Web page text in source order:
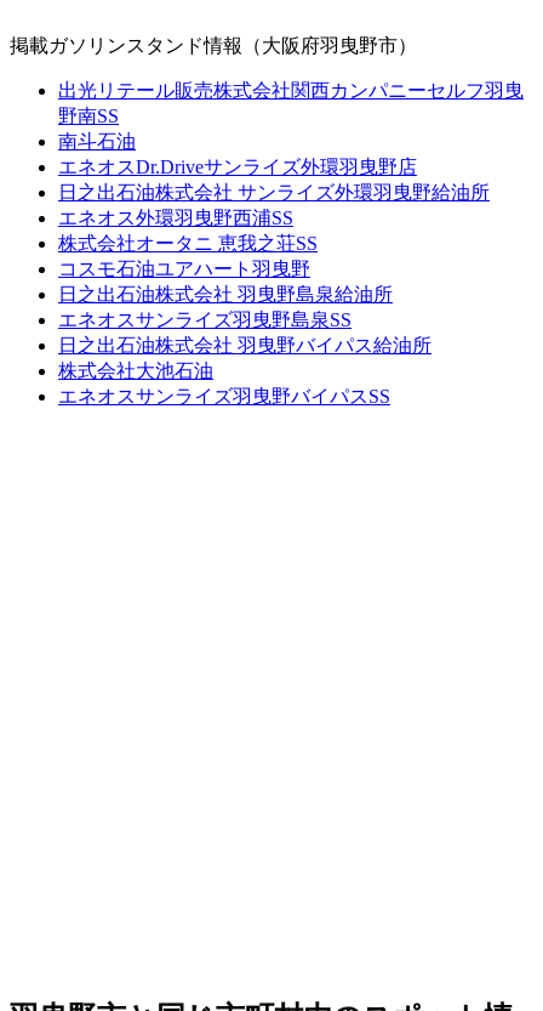
掲載ガソリンスタンド情報（大阪府羽曳野市）
出光リテール販売株式会社関西カンパニーセルフ羽曳
野南SS
南斗石油
エネオスDr.Driveサンライズ外環羽曳野店
日之出石油株式会社 サンライズ外環羽曳野給油所
エネオス外環羽曳野西浦SS
株式会社オータニ 恵我之荘SS
コスモ石油ユアハート羽曳野
日之出石油株式会社 羽曳野島泉給油所
エネオスサンライズ羽曳野島泉SS
日之出石油株式会社 羽曳野バイパス給油所
株式会社大池石油
エネオスサンライズ羽曳野バイパスSS